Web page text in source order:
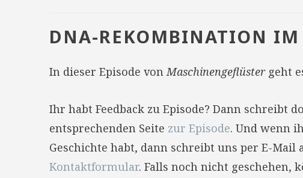
DNA-REKOMBINATION IM
In dieser Episode vonMaschinengeflüstergeht
Ihr habt Feedback zu Episode? Dann schreibt
entsprechenden Seite zur Episode. Und wenn
Geschichte habt, dann schreibt uns per E-Mail
Kontaktformular. Falls noch nicht